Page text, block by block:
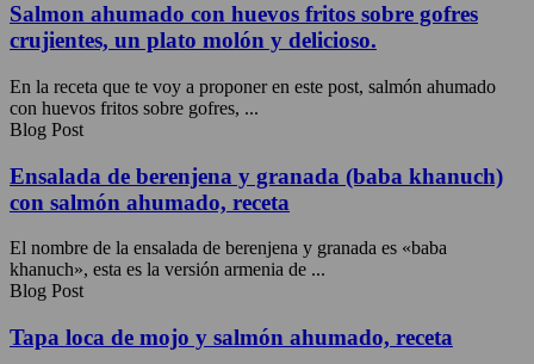
Salmon ahumado con huevos fritos sobre gofres
crujientes, un plato molón y delicioso.
En la receta que te voy a proponer en este post, salmón ahumado
con huevos fritos sobre gofres, ...
Blog Post
Ensalada de berenjena y granada (baba khanuch)
con salmón ahumado, receta
El nombre de la ensalada de berenjena y granada es «baba
khanuch», esta es la versión armenia de ...
Blog Post
Tapa loca de mojo y salmón ahumado, receta